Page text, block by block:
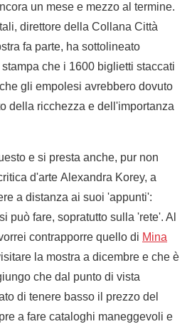
un mese e mezzo al termine.
direttore della Collana Città
fa parte, ha sottolineato
che i 1600 biglietti staccati
gli empolesi avrebbero dovuto
della ricchezza e dell'importanza
e si presta anche, pur non
d'arte Alexandra Korey, a
a distanza ai suoi 'appunti':
può fare, sopratutto sulla 'rete'. Al
contrapporre quello di Mina
la mostra a dicembre e che è
che dal punto di vista
di tenere basso il prezzo del
a fare cataloghi maneggevoli e